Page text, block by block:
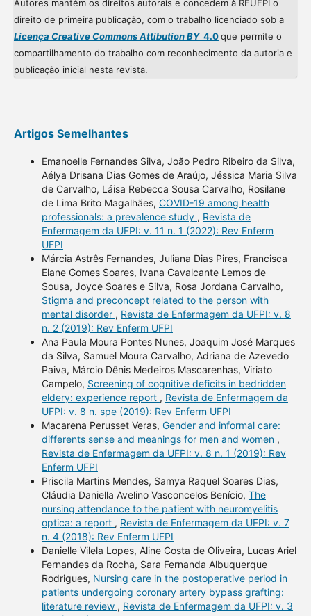
Autores mantém os direitos autorais e concedem à REUFPI o
direito de primeira publicação, com o trabalho licenciado sob a
Licença Creative Commons Attibution BY4.0que permite o
compartilhamento do trabalho com reconhecimento da autoria e
publicação inicial nesta revista.
Artigos Semelhantes
Emanoelle Fernandes Silva, João Pedro Ribeiro da Silva,
Aélya Drisana Dias Gomes de Araújo, Jéssica Maria Silva
de Carvalho, Láisa Rebecca Sousa Carvalho, Rosilane
de Lima Brito Magalhães, COVID-19 among health
professionals: a prevalence study , Revista de
Enfermagem da UFPI: v. 11 n. 1 (2022): Rev Enferm
UFPI
Márcia Astrês Fernandes, Juliana Dias Pires, Francisca
Elane Gomes Soares, Ivana Cavalcante Lemos de
Sousa, Joyce Soares e Silva, Rosa Jordana Carvalho,
Stigma and preconcept related to the person with
mental disorder , Revista de Enfermagem da UFPI: v. 8
n. 2 (2019): Rev Enferm UFPI
Ana Paula Moura Pontes Nunes, Joaquim José Marques
da Silva, Samuel Moura Carvalho, Adriana de Azevedo
Paiva, Márcio Dênis Medeiros Mascarenhas, Viriato
Campelo, Screening of cognitive deficits in bedridden
eldery: experience report , Revista de Enfermagem da
UFPI: v. 8 n. spe (2019): Rev Enferm UFPI
Macarena Perusset Veras, Gender and informal care:
differents sense and meanings for men and women ,
Revista de Enfermagem da UFPI: v. 8 n. 1 (2019): Rev
Enferm UFPI
Priscila Martins Mendes, Samya Raquel Soares Dias,
Cláudia Daniella Avelino Vasconcelos Benício, The
nursing attendance to the patient with neuromyelitis
optica: a report , Revista de Enfermagem da UFPI: v. 7
n. 4 (2018): Rev Enferm UFPI
Danielle Vilela Lopes, Aline Costa de Oliveira, Lucas Ariel
Fernandes da Rocha, Sara Fernanda Albuquerque
Rodrigues, Nursing care in the postoperative period in
patients undergoing coronary artery bypass grafting:
literature review , Revista de Enfermagem da UFPI: v. 3